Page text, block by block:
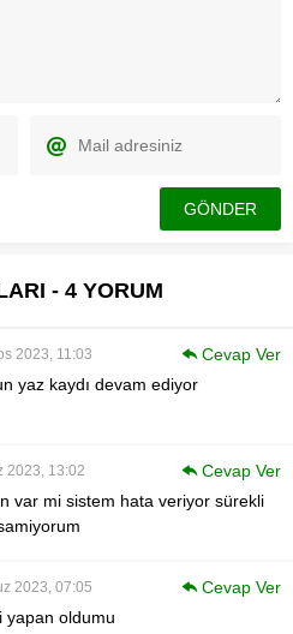
- 4 YORUM
2023, 11:03
yaz kaydı devam ediyor
Cevap Ver
2023, 13:02
var mi sistem hata veriyor sürekli
Cevap Ver
2023, 07:05
yapan oldumu
Cevap Ver